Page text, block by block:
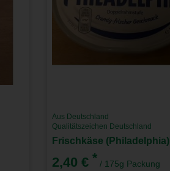
Aus Deutschland
Qualitätszeichen Deutschland
Frischkäse (Philadelphia)
2,40 €* / 175g Packung